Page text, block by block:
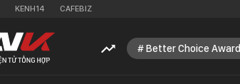
KENH14 CAFEBIZ
Better Choice